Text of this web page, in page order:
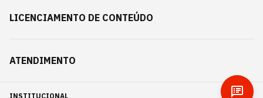
LICENCIAMENTO DE CONTEÚDO
ATENDIMENTO
INSTITUCIONAL